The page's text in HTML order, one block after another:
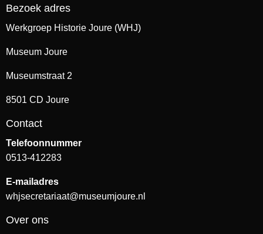
Bezoek adres
Werkgroep Historie Joure (WHJ)
Museum Joure
Museumstraat 2
8501 CD Joure
Contact
Telefoonnummer
0513-412283
E-mailadres
whjsecretariaat@museumjoure.nl
Over ons